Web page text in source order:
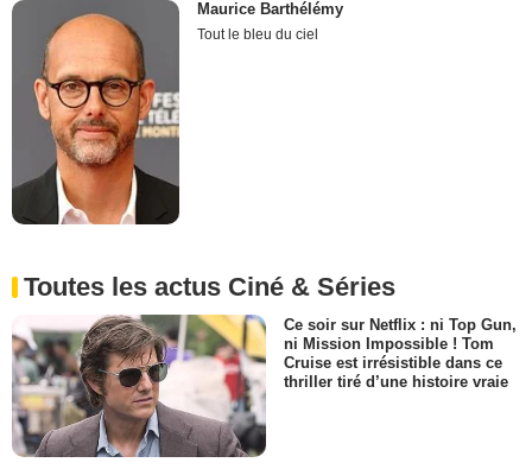
Maurice Barthélémy
Tout le bleu du ciel
Toutes les actus Ciné & Séries
Ce soir sur Netflix : ni Top Gun,
ni Mission Impossible ! Tom
Cruise est irrésistible dans ce
thriller tiré d’une histoire vraie